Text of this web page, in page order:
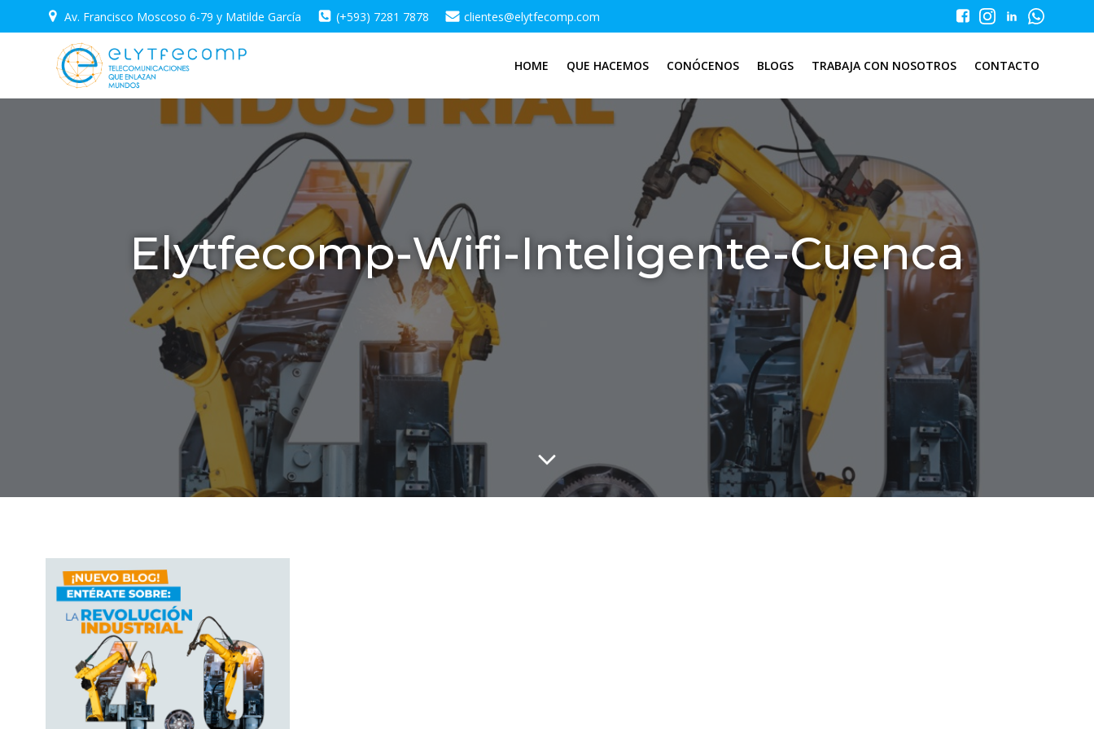
al
Av. Francisco Moscoso 6-79 y Matilde García (+593) 7281 7878 clientes@elytfecomp.com
HOME QUE HACEMOS CONÓCENOS BLOGS TRABAJA CON NOSOTROS CONTACTO
Elytfecomp-Wifi-Inteligente-Cuenca